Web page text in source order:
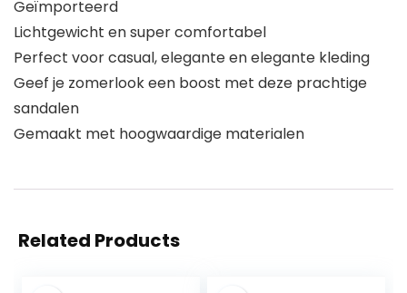
Geïmporteerd
Lichtgewicht en super comfortabel
Perfect voor casual, elegante en elegante kleding
Geef je zomerlook een boost met deze prachtige
sandalen
Gemaakt met hoogwaardige materialen
Related Products